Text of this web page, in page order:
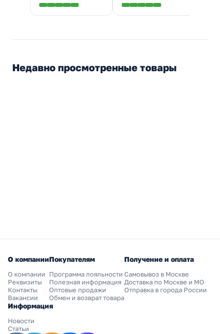
Недавно просмотренные товары
О компании
О компании
Реквизиты
Контакты
Вакансии
Покупателям
Программа лояльности
Полезная информация
Оптовые продажи
Обмен и возврат товара
Получение и оплата
Самовывоз в Москве
Доставка по Москве и МО
Отправка в города России
Информация
Новости
Статьи